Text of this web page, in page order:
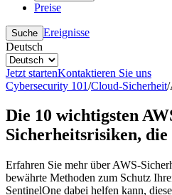
Preise
Suche Ereignisse
Deutsch
Jetzt startenKontaktieren Sie uns
Cybersecurity 101/Cloud-Sicherheit/
Die 10 wichtigsten
Sicherheitsrisiken, die
Erfahren Sie mehr über AWS-
bewährte Methoden zum Schutz
SentinelOne dabei helfen kann,